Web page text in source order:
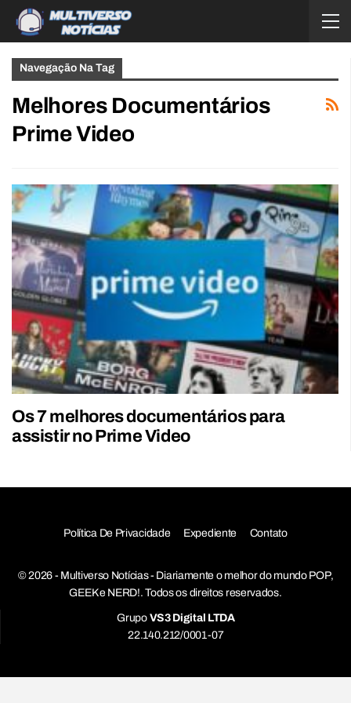
Navegação Na Tag
Melhores Documentários
Prime Video
Os 7 melhores documentários para
assistir no Prime Video
Política De Privacidade Expediente Contato
© 2026 - Multiverso Notícias - Diariamente o melhor do mundo POP,
GEEK e NERD!. Todos os direitos reservados.
Grupo VS3 Digital LTDA
22.140.212/0001-07